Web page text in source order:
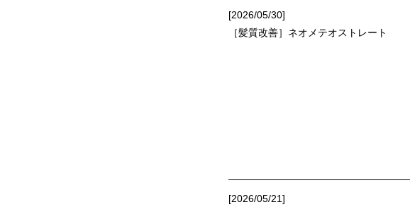
[2026/05/30]
［髪質改善］ネオメテオストレート
[2026/05/21]